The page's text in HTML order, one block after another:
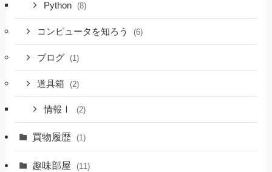
Python (8)
コンピュータを知ろう (6)
ブログ (1)
道具箱 (2)
情報Ⅰ (2)
買物履歴 (1)
趣味部屋 (11)